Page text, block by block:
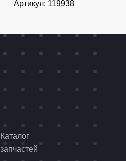
Артикул: 119938
Каталог
запчастей